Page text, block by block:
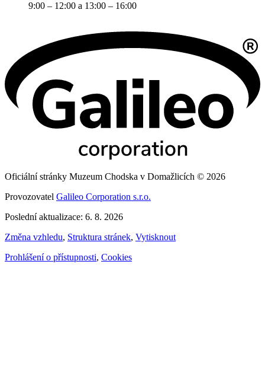
9:00 – 12:00 a 13:00 – 16:00
Oficiální stránky Muzeum Chodska v Domažlicích © 2026
Provozovatel Galileo Corporation s.r.o.
Poslední aktualizace: 6. 8. 2026
Změna vzhledu, Struktura stránek, Vytisknout
Prohlášení o přístupnosti, Cookies